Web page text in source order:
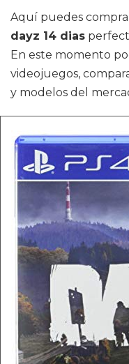
Aquí puedes
dayz 14 dias
En este momento
videojuegos,
y modelos del